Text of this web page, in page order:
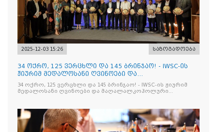
2025-12-03 15:26 საზოგადოება
34 ოქრო, 125 ვერცხლი და 145 ბრინჯაო! - IWSC-ის
ჟიურიმ მედალოსანი ღვინოები და
მაღალალკოჰოლური სასმელე
34 ოქრო, 125 ვერცხლი და 145 ბრინჯაო! - IWSC-ის ჟიურიმ
მედალოსანი ღვინოები და მაღალალკოჰოლური